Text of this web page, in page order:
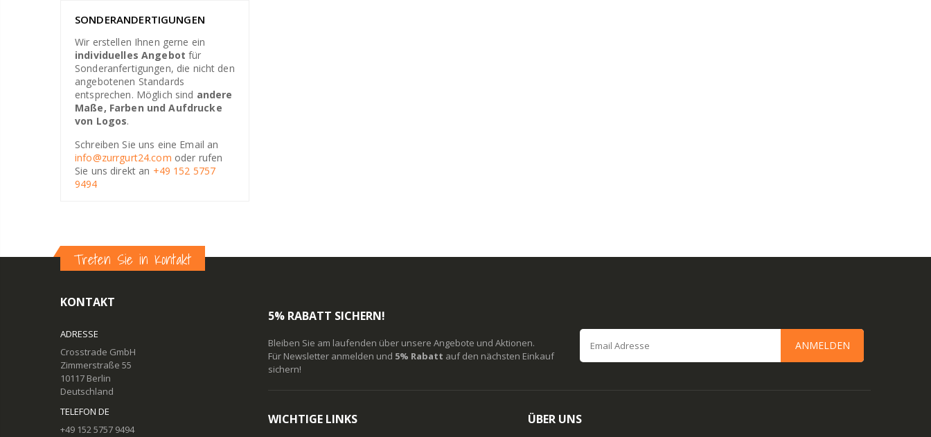
SONDERANDERTIGUNGEN
Wir erstellen Ihnen gerne ein
individuelles Angebot für
Sonderanfertigungen, die nicht den
angebotenen Standards
entsprechen. Möglich sind andere
Maße, Farben und Aufdrucke
von Logos.
Schreiben Sie uns eine Email an
info@zurrgurt24.com oder rufen
Sie uns direkt an +49 152 5757
9494
Treten Sie in Kontakt
KONTAKT
ADRESSE
Crosstrade GmbH
Zimmerstraße 55
10117 Berlin
Deutschland
TELEFON DE
+49 152 5757 9494
5% RABATT SICHERN!
Bleiben Sie am laufenden über unsere Angebote und Aktionen.
Für Newsletter anmelden und 5% Rabatt auf den nächsten Einkauf
sichern!
ANMELDEN
WICHTIGE LINKS ÜBER UNS